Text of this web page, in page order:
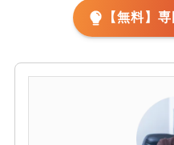
【無料】